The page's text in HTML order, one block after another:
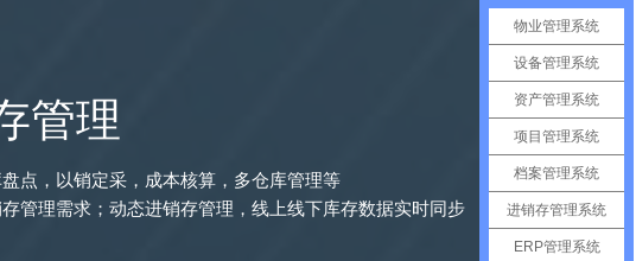
管理
点，以销定采，成本核算，多仓库管理等
管理需求；动态进销存管理，线上线下库存数据实时同步
物业管理系统
设备管理系统
资产管理系统
项目管理系统
档案管理系统
进销存管理系统
ERP管理系统